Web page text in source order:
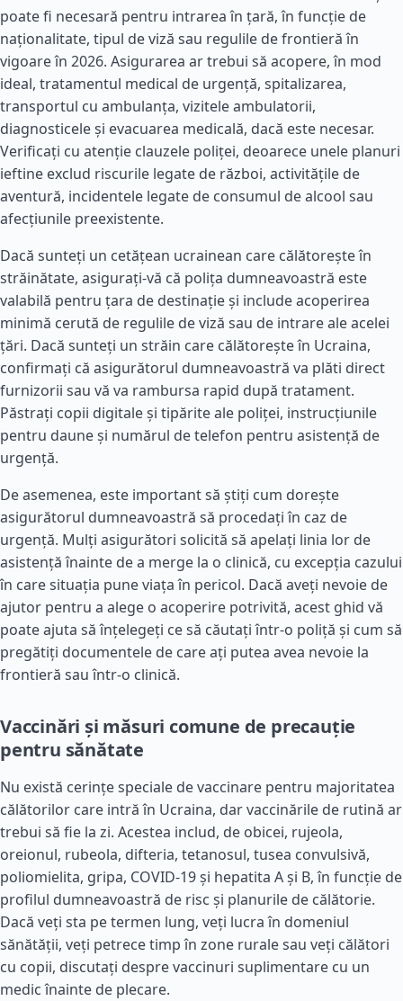
poate fi necesară pentru intrarea în țară, în funcție de
naționalitate, tipul de viză sau regulile de frontieră în
vigoare în 2026. Asigurarea ar trebui să acopere, în mod
ideal, tratamentul medical de urgență, spitalizarea,
transportul cu ambulanța, vizitele ambulatorii,
diagnosticele și evacuarea medicală, dacă este necesar.
Verificați cu atenție clauzele poliței, deoarece unele planuri
ieftine exclud riscurile legate de război, activitățile de
aventură, incidentele legate de consumul de alcool sau
afecțiunile preexistente.
Dacă sunteți un cetățean ucrainean care călătorește în
străinătate, asigurați-vă că polița dumneavoastră este
valabilă pentru țara de destinație și include acoperirea
minimă cerută de regulile de viză sau de intrare ale acelei
țări. Dacă sunteți un străin care călătorește în Ucraina,
confirmați că asigurătorul dumneavoastră va plăti direct
furnizorii sau vă va rambursa rapid după tratament.
Păstrați copii digitale și tipărite ale poliței, instrucțiunile
pentru daune și numărul de telefon pentru asistență de
urgență.
De asemenea, este important să știți cum dorește
asigurătorul dumneavoastră să procedați în caz de
urgență. Mulți asigurători solicită să apelați linia lor de
asistență înainte de a merge la o clinică, cu excepția cazului
în care situația pune viața în pericol. Dacă aveți nevoie de
ajutor pentru a alege o acoperire potrivită, acest ghid vă
poate ajuta să înțelegeți ce să căutați într-o poliță și cum să
pregătiți documentele de care ați putea avea nevoie la
frontieră sau într-o clinică.
Vaccinări și măsuri comune de precauție
pentru sănătate
Nu există cerințe speciale de vaccinare pentru majoritatea
călătorilor care intră în Ucraina, dar vaccinările de rutină ar
trebui să fie la zi. Acestea includ, de obicei, rujeola,
oreionul, rubeola, difteria, tetanosul, tusea convulsivă,
poliomielita, gripa, COVID-19 și hepatita A și B, în funcție de
profilul dumneavoastră de risc și planurile de călătorie.
Dacă veți sta pe termen lung, veți lucra în domeniul
sănătății, veți petrece timp în zone rurale sau veți călători
cu copii, discutați despre vaccinuri suplimentare cu un
medic înainte de plecare.